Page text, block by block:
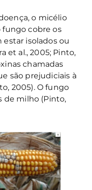
o micélio
fungo cobre os
isolados ou
et al., 2005; Pinto,
chamadas
são prejudiciais à
2005). O fungo
de milho (Pinto,